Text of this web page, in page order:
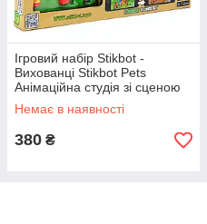
Ігровий набір Stikbot -
Вихованці Stikbot Pets
Анімаційна студія зі сценою
2119
Немає в наявності
380 ₴